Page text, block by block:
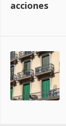
acciones